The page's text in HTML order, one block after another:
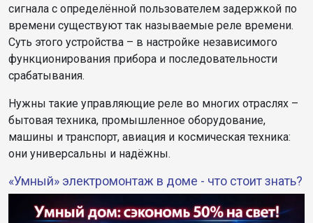
сигнала с определённой пользователем задержкой по
времени существуют так называемые реле времени.
Суть этого устройства – в настройке независимого
функционирования прибора и последовательности
срабатывания.
Нужны такие управляющие реле во многих отраслях –
бытовая техника, промышленное оборудование,
машины и транспорт, авиация и космическая техника:
они универсальны и надёжны.
«Умный» электромонтаж в доме - что стоит знать?